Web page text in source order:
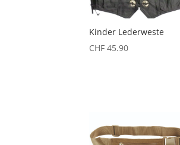
Kinder Lederweste
CHF 45.90